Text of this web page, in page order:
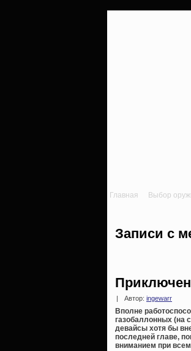
Главная Выбор
Записи с
Автор: ingewarr
Вполне
газобаллонных (на
девайсы хотя бы
последней главе,
вниманием при